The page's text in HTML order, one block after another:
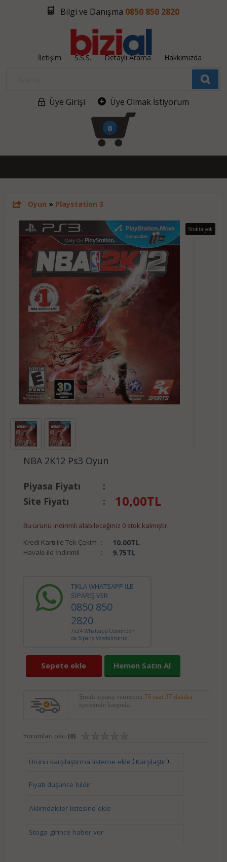
Bilgi ve Danışma 0850 850 2820
İletişim S.S.S. Detaylı Arama Hakkımızda
Üye Girişi Üye Olmak İstiyorum
0
Oyun » Playstation 3
Stokta yok
NBA 2K12 Ps3 Oyun
Piyasa Fiyatı
:
Site Fiyatı
: 10,00TL
Bu ürünü indirimli alabileceğiniz 0 stok kalmıştır.
Kredi Kartı ile Tek Çekim : 10.00TL
Havale ile İndirimli : 9.75TL
TIKLA WHATSAPP İLE
SİPARİŞ VER
0850 850
2820
7x24 Whatsapp Üzerinden
de Sipariş Verebilirsiniz.
Sepete ekle Hemen Satın Al
Şimdi sipariş verirseniz 76 saat 37 dakika
içerisinde kargoda.
Yorumları oku (0)
Ürünü karşılaştırma listeme ekle ( Karşılaştır)
Fiyatı düşünce bildir
Aklımdakiler listesine ekle
Stoga girince haber ver